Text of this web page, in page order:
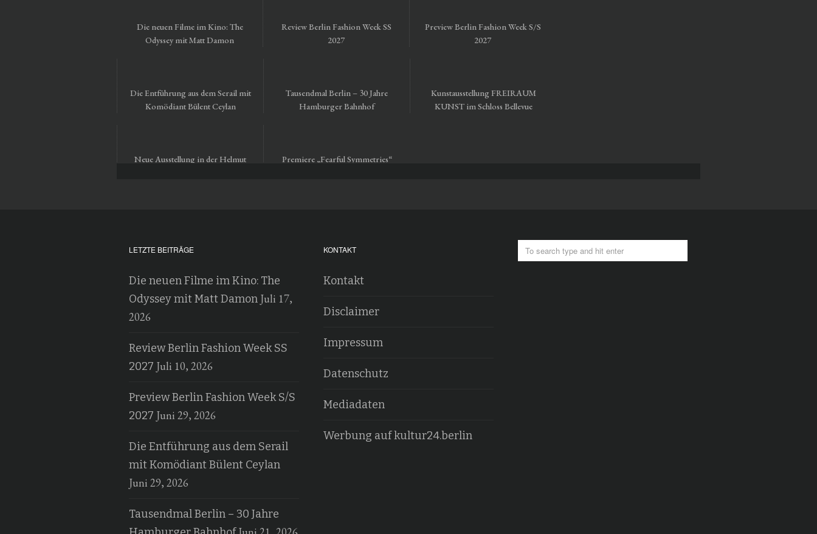
Die neuen Filme im Kino: The
Odyssey mit Matt Damon
Review Berlin Fashion Week SS
2027
Preview Berlin Fashion Week S/S
2027
Die Entführung aus dem Serail mit
Komödiant Bülent Ceylan
Tausendmal Berlin – 30 Jahre
Hamburger Bahnhof
Kunstausstellung FREIRAUM
KUNST im Schloss Bellevue
Neue Ausstellung in der Helmut
Premiere „Fearful Symmetries“
LETZTE BEITRÄGE
Die neuen Filme im Kino: The
Odyssey mit Matt Damon Juli 17,
2026
Review Berlin Fashion Week SS
2027 Juli 10, 2026
Preview Berlin Fashion Week S/S
2027 Juni 29, 2026
Die Entführung aus dem Serail
mit Komödiant Bülent Ceylan
Juni 29, 2026
Tausendmal Berlin – 30 Jahre
KONTAKT
Kontakt
Disclaimer
Impressum
Datenschutz
Mediadaten
Werbung auf kultur24.berlin